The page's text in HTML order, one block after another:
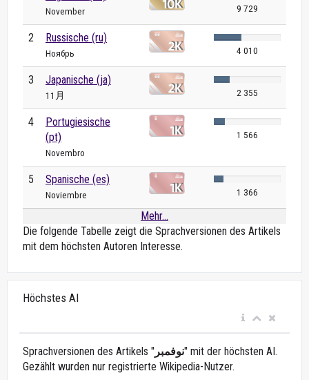
November 9 729
2 Russische (ru)
Ноябрь 4 010
3 Japanische (ja)
11月 2 355
4
Portugiesische
(pt)
Novembro
1 566
5 Spanische (es)
Noviembre 1 366
Mehr...
Die folgende Tabelle zeigt die Sprachversionen des Artikels
mit dem höchsten Autoren Interesse.
Höchstes AI
Sprachversionen des Artikels " نوفمبر" mit der höchsten AI.
Gezählt wurden nur registrierte Wikipedia-Nutzer.